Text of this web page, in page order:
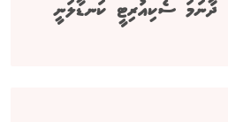
ދާނަމަ ސެކިއުރިޓީ ކަނޑާލަނީ